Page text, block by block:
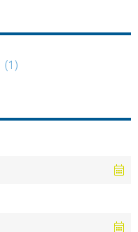
(1)